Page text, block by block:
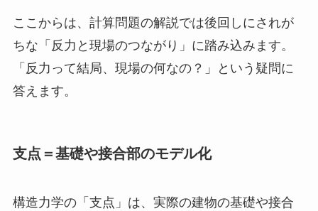
ここからは、計算問題の解説では後回しにされが
ちな「反力と現場のつながり」に踏み込みます。
「反力って結局、現場の何なの？」という疑問に
答えます。
支点＝基礎や接合部のモデル化
構造力学の「支点」は、実際の建物の基礎や接合